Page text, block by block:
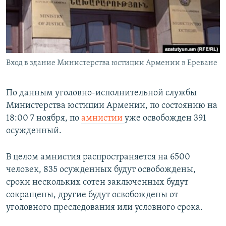
Հայերեն
English
Русский
Вход в здание Министерства юстиции Армении в Ереване
По данным уголовно-исполнительной службы
Министерства юстиции Армении, по состоянию на
18:00 7 ноября, по амнистии уже освобожден 391
осужденный.
В целом амнистия распространяется на 6500
человек, 835 осужденных будут освобождены,
сроки нескольких сотен заключенных будут
сокращены, другие будут освобождены от
уголовного преследования или условного срока.